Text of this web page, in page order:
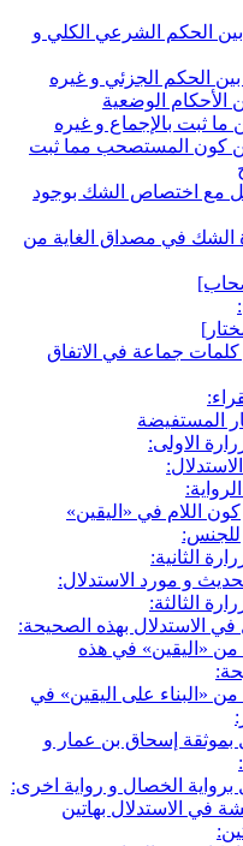
الحكم الشرعي الكلي و
الحكم الجزئي و غيره
الوضعية
ثبت بالإجماع و غيره
كون المستصحب مما ثبت
مع اختصاص الشك بوجود
في مصداق الغاية من
جماعة في الاتفاق
المستفيضة
اللام في «اليقين»
و مورد الاستدلال:
الاستدلال بهذه الصحيحة:
«اليقين» في هذه
«البناء على اليقين» في
بموثقة إسحاق بن عمار و
في الاستدلال بهاتين